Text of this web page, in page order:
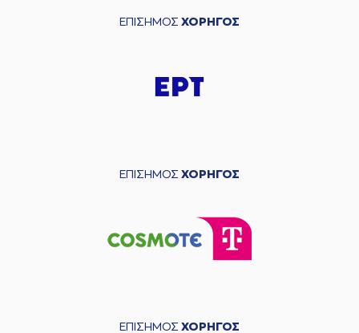
ΕΠΙΣΗΜΟΣ ΧΟΡΗΓΟΣ
ΕΠΙΣΗΜΟΣ ΧΟΡΗΓΟΣ
ΕΠΙΣΗΜΟΣ ΧΟΡΗΓΟΣ